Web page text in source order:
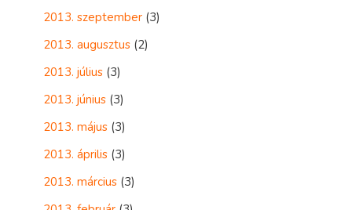
2013. szeptember (3)
2013. augusztus (2)
2013. július (3)
2013. június (3)
2013. május (3)
2013. április (3)
2013. március (3)